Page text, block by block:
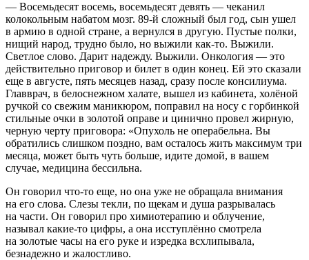
— Восемьдесят восемь, восемьдесят девять — чеканил
колокольным набатом мозг. 89-й сложный был год, сын ушел
в армию в одной стране, а вернулся в другую. Пустые полки,
нищий народ, трудно было, но выжили как-то. Выжили.
Светлое слово. Дарит надежду. Выжили. Онкология — это
действительно приговор и билет в один конец. Ей это сказали
еще в августе, пять месяцев назад, сразу после консилиума.
Главврач, в белоснежном халате, вышел из кабинета, холёной
ручкой со свежим маникюром, поправил на носу с горбинкой
стильные очки в золотой оправе и цинично провел жирную,
черную черту приговора: «Опухоль не операбельна. Вы
обратились слишком поздно, вам осталось жить максимум три
месяца, может быть чуть больше, идите домой, в вашем
случае, медицина бессильна.
Он говорил что-то еще, но она уже не обращала внимания
на его слова. Слезы текли, по щекам и душа разрывалась
на части. Он говорил про химиотерапию и облучение,
называл какие-то цифры, а она исступлённо смотрела
на золотые часы на его руке и изредка всхлипывала,
безнадежно и жалостливо.